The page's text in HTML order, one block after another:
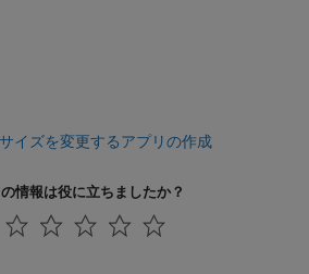
イズを変更するアプリの作成
情報は役に立ちましたか？